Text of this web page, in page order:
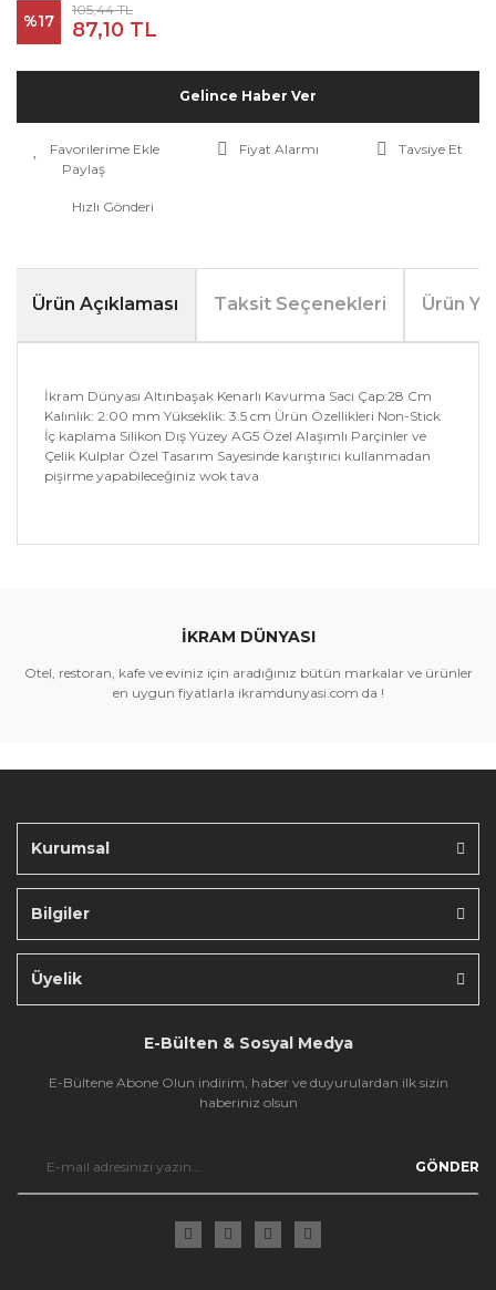
%17
105,44 TL
87,10 TL
Gelince Haber Ver
Fiyat Alarmı
Tavsiye Et
Paylaş
Hızlı Gönderi
Ürün Açıklaması Taksit Seçenekleri Ürün
İkram Dünyası Altınbaşak Kenarlı Kavurma Sacı Çap:28 Cm
Kalınlık: 2:00 mm Yükseklik: 3.5 cm Ürün Özellikleri Non-Stick
İç kaplama Silikon Dış Yüzey AG5 Özel Alaşımlı Parçinler ve
Çelik Kulplar Özel Tasarım Sayesinde karıştırıcı kullanmadan
pişirme yapabileceğiniz wok tava
Yorum Yaz
Bu ürünün fiyat bilgisi, resim, ürün açıklamalarında ve
Ürün açıklamasında eksik bilgiler bulunuyor.
İKRAM DÜNYASI
Otel, restoran, kafe ve eviniz için aradığınız bütün markalar ve ürünler
en uygun fiyatlarla ikramdunyasi.com da !
Kurumsal
Bilgiler
Üyelik
E-Bülten & Sosyal Medya
E-Bültene Abone Olun indirim, haber ve duyurulardan ilk sizin
haberiniz olsun
GÖNDER